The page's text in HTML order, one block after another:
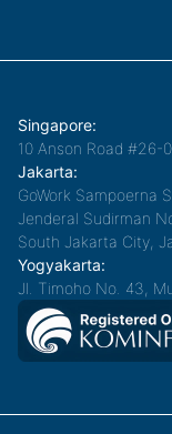
Singapore:
10 Anson Road #26-
Jakarta:
GoWork Sampoerna
Jenderal Sudirman
South Jakarta City,
Yogyakarta:
Jl. Timoho No. 43,